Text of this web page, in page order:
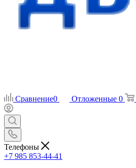
Сравнение0 Отложенные 0
Телефоны
+7 985 853-44-41